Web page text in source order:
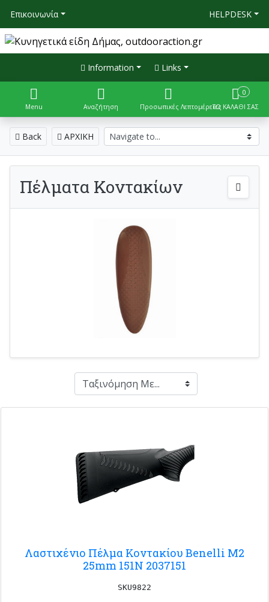
Επικοινωνία HELPDESK
Information Links
Menu Αναζήτηση Προσωπικές Λεπτομέρειες
0
ΤΟ ΚΑΛΑΘΙ ΣΑΣ
Back ΑΡΧΙΚΗ
Πέλματα Κοντακίων
Λαστιχένιο Πέλμα Κοντακίου Benelli M2
25mm 151N 2037151
SKU9822